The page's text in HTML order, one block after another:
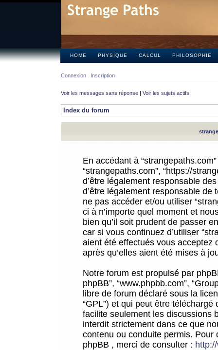
HOME PHYSIQUE CALCUL PHILOSOPHIE
Connexion Inscription
Voir les messages sans réponse | Voir les sujets actifs
Index du forum
En accédant à
“strangepaths.com”, “https://
d’être légalement responsable
d’être légalement responsable
ne pas accéder et/ou utiliser
ci à n’importe quel moment et
bien qu’il soit prudent de passer
car si vous continuez d’utiliser
aient été effectués vous acceptez
après qu’elles aient été mises à
Notre forum est propulsé par
phpBB”, “www.phpbb.com”,
libre de forum déclaré sous la
“GPL”) et qui peut être téléchargé
facilite seulement les discussions
interdit strictement dans ce que
contenu ou conduite permis.
phpBB , merci de consulter :